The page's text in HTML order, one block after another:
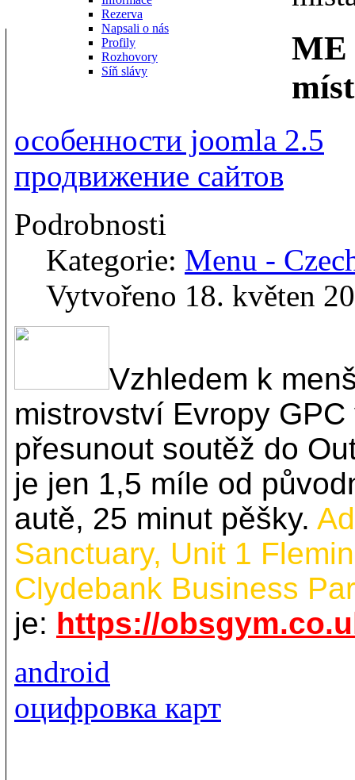
Rezerva
Napsali o nás
Profily
Rozhovory
Síň slávy
ME
особенности joomla 2.5
продвижение сайтов
Podrobnosti
Kategorie: Menu -
Vytvořeno 18. květen
Vzhledem k
mistrovství Evropy
přesunout soutěž do
je jen 1,5 míle od
autě, 25 minut pěšky.
Sanctuary, Unit 1
Clydebank Business
je: https://
android
оцифровка карт